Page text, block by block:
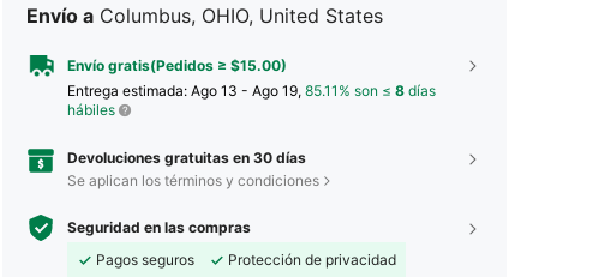
Envío a Columbus, OHIO, United States
Envío gratis(Pedidos ≥ $15.00)
Entrega estimada: Ago 13 - Ago 19, 85.11% son ≤ 8 días
hábiles
Devoluciones gratuitas en 30 días
Se aplican los términos y condiciones
Seguridad en las compras
Pagos seguros
Protección de privacidad